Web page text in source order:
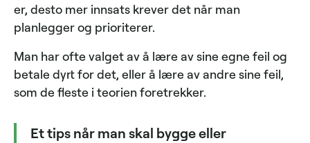
er, desto mer innsats krever det når man
planlegger og prioriterer.
Man har ofte valget av å lære av sine egne feil og
betale dyrt for det, eller å lære av andre sine feil,
som de fleste i teorien foretrekker.
Et tips når man skal bygge eller